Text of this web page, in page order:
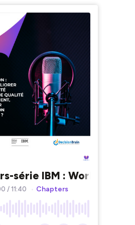
série IBM : Workforce
/ 11:40 Chapters